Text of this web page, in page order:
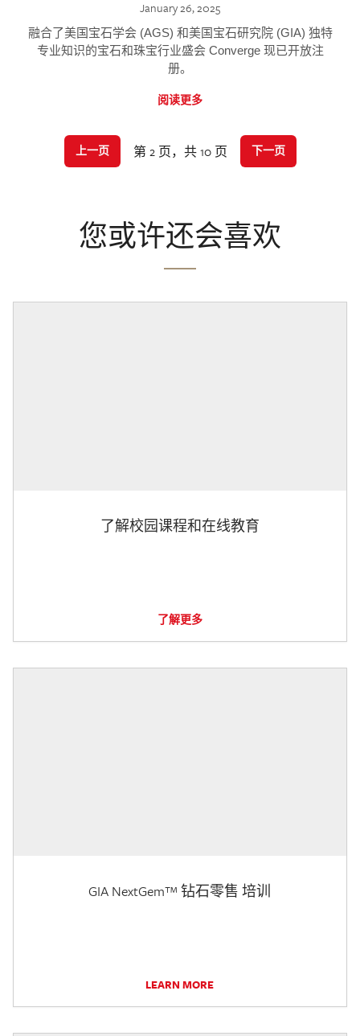
January 26, 2025
融合了美国宝石学会 (AGS) 和美国宝石研究院 (GIA) 独特
专业知识的宝石和珠宝行业盛会 Converge 现已开放注
册。
阅读更多
上一页 第 2 页，共 10 页 下一页
您或许还会喜欢
了解校园课程和在线教育
了解更多
GIA NextGem™ 钻石零售 培训
LEARN MORE